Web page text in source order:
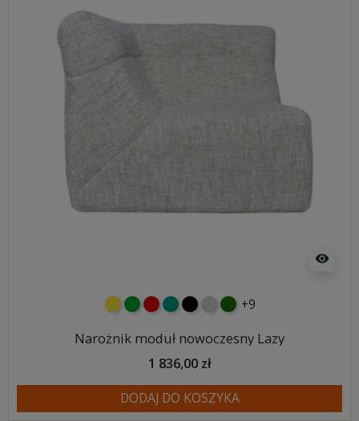
visibility
żółtyzielonyczerwony
turkusowy
czarnyjasnoszary
butelkowa zieleń
+9
Narożnik moduł nowoczesny Lazy
1 836,00 zł
DODAJ DO KOSZYKA